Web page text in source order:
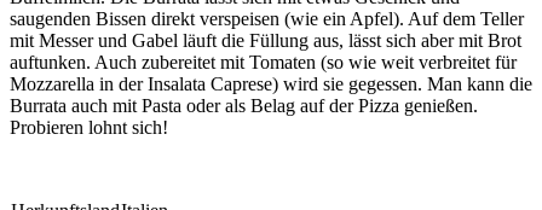
saugenden Bissen direkt verspeisen (wie ein Apfel). Auf dem Teller
mit Messer und Gabel läuft die Füllung aus, lässt sich aber mit Brot
auftunken. Auch zubereitet mit Tomaten (so wie weit verbreitet für
Mozzarella in der Insalata Caprese) wird sie gegessen. Man kann die
Burrata auch mit Pasta oder als Belag auf der Pizza genießen.
Probieren lohnt sich!